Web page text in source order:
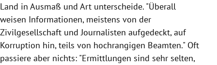
Land in Ausmaß und Art unterscheide. "Überall
weisen Informationen, meistens von der
Zivilgesellschaft und Journalisten aufgedeckt, auf
Korruption hin, teils von hochrangigen Beamten." Oft
passiere aber nichts: "Ermittlungen sind sehr selten,